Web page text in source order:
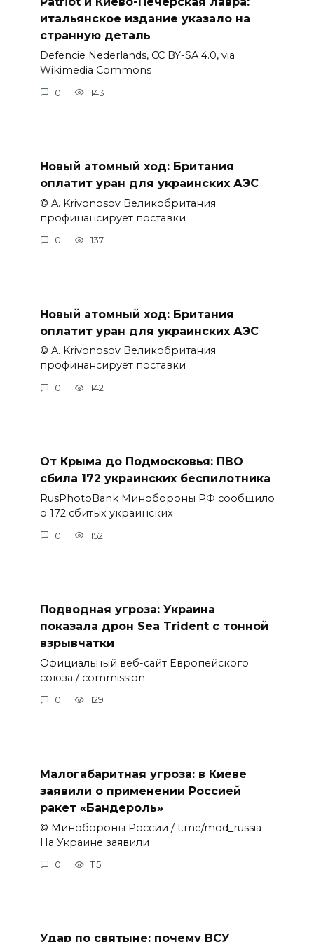
итальянское издание указало на
странную деталь
Defencie Nederlands, CC BY-SA 4.0, via
Wikimedia Commons
0 143
Новый атомный ход: Британия
оплатит уран для украинских АЭС
© A. Krivonosov Великобритания
профинансирует поставки
0 137
Новый атомный ход: Британия
оплатит уран для украинских АЭС
© A. Krivonosov Великобритания
профинансирует поставки
0 142
От Крыма до Подмосковья: ПВО
сбила 172 украинских беспилотника
RusPhotoBank Минобороны РФ сообщило
о 172 сбитых украинских
0 152
Подводная угроза: Украина
показала дрон Sea Trident с тонной
взрывчатки
Официальный веб-сайт Европейского
союза / commission.
0 129
Малогабаритная угроза: в Киеве
заявили о применении Россией
ракет «Бандероль»
© Минобороны России / t.me/mod_russia
На Украине заявили
0 115
Удар по святыне: почему ВСУ